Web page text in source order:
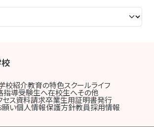
校紹介教育の特色スクールライフ
指導受験生へ在校生へその他
セス資料請求卒業生用証明書発行
願い個人情報保護方針教員採用情報